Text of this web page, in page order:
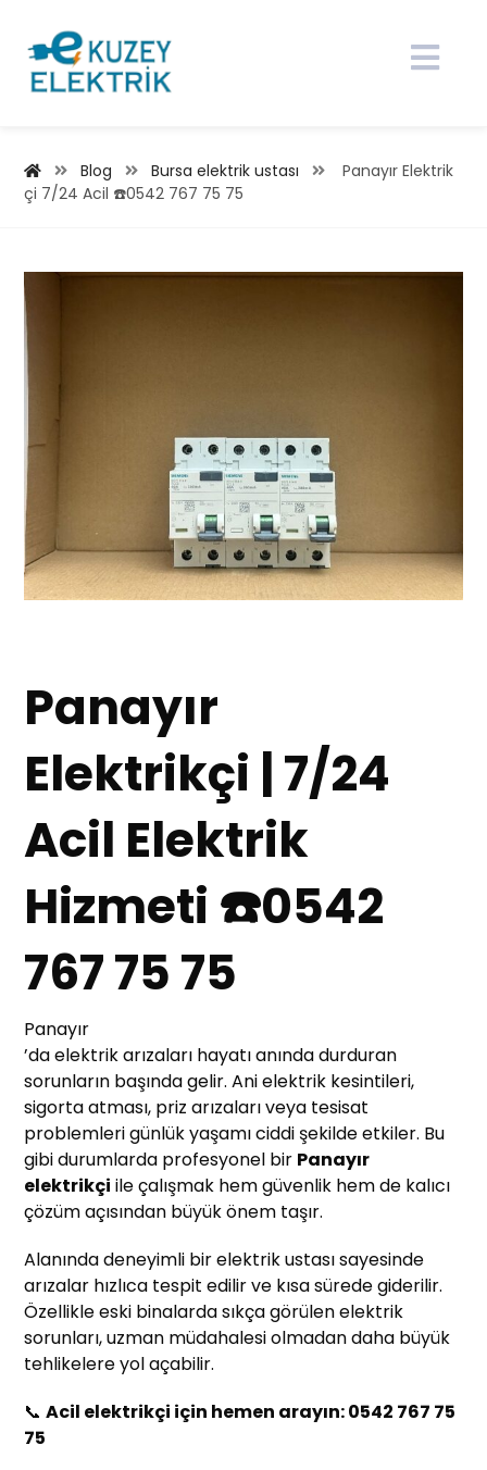
Blog Bursa elektrik ustası
Panayır Elektrik
çi 7/24 Acil ☎️0542 767 75 75
Panayır
Elektrikçi | 7/24
Acil Elektrik
Hizmeti ☎️0542
767 75 75
Panayır
’da elektrik arızaları hayatı anında durduran
sorunların başında gelir. Ani elektrik kesintileri,
sigorta atması, priz arızaları veya tesisat
problemleri günlük yaşamı ciddi şekilde etkiler. Bu
gibi durumlarda profesyonel bir Panayır
elektrikçi ile çalışmak hem güvenlik hem de kalıcı
çözüm açısından büyük önem taşır.
Alanında deneyimli bir elektrik ustası sayesinde
arızalar hızlıca tespit edilir ve kısa sürede giderilir.
Özellikle eski binalarda sıkça görülen elektrik
sorunları, uzman müdahalesi olmadan daha büyük
tehlikelere yol açabilir.
📞Acil elektrikçi için hemen arayın: 0542 767 75
75